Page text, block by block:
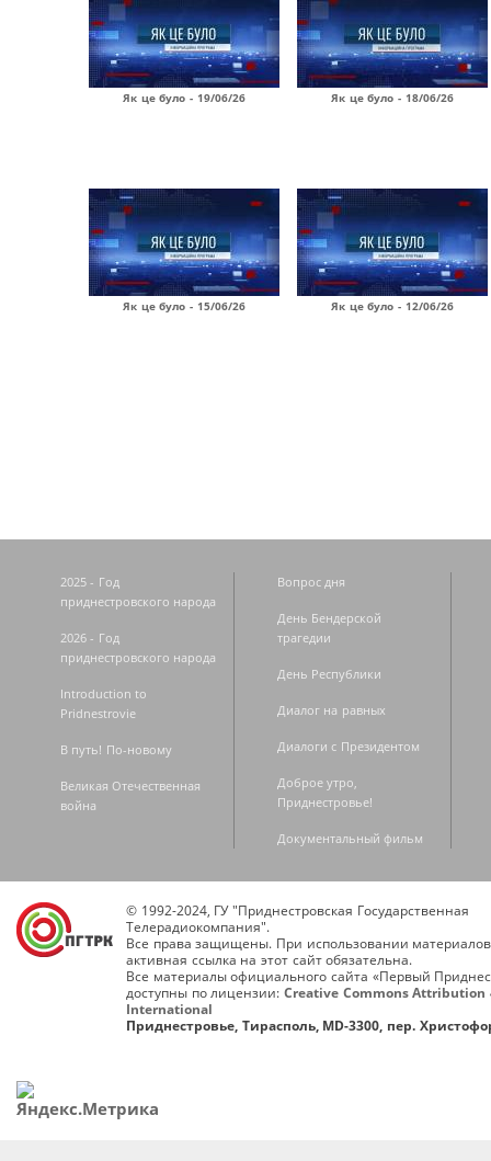
Як це було - 19/06/26 Як це було - 18/06/26
Як це було - 15/06/26 Як це було - 12/06/26
2025 - Год
приднестровского народа
2026 - Год
приднестровского народа
Introduction to
Pridnestrovie
В путь! По-новому
Великая Отечественная
война
Вопрос дня
День Бендерской
трагедии
День Республики
Диалог на равных
Диалоги с Президентом
Доброе утро,
Приднестровье!
Документальный фильм
© 1992-2024, ГУ "Приднестровская Государственная
Телерадиокомпания".
Все права защищены. При использовании
активная ссылка на этот сайт обязательна.
Все материалы официального сайта «Первый
доступны по лицензии: Creative Commons Attribution
International
Приднестровье, Тирасполь, MD-3300, пер.